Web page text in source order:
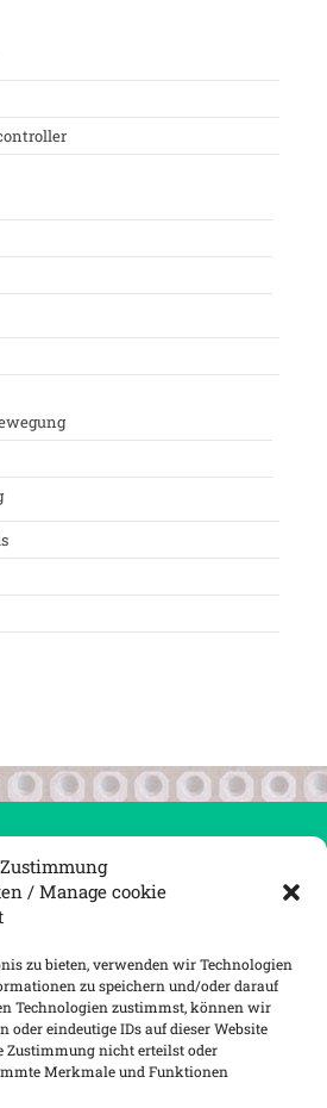
/ Manage cookie
zu bieten, verwenden wir Technologien
zu speichern und/oder darauf
Technologien zustimmst, können wir
oder eindeutige IDs auf dieser Website
Zustimmung nicht erteilst oder
Merkmale und Funktionen
STUFF
STUFF